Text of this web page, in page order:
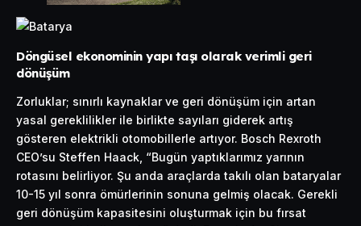
Döngüsel ekonominin yapı taşı olarak verimli geri
dönüşüm
Zorluklar; sınırlı kaynaklar ve geri dönüşüm için artan
yasal gereklilikler ile birlikte sayıları giderek artış
gösteren elektrikli otomobillerle artıyor. Bosch Rexroth
CEO’su Steffen Haack, “Bugün yaptıklarımız yarının
rotasını belirliyor. Şu anda araçlarda takılı olan bataryalar
10-15 yıl sonra ömürlerinin sonuna gelmiş olacak. Gerekli
geri dönüşüm kapasitesini oluşturmak için bu fırsat